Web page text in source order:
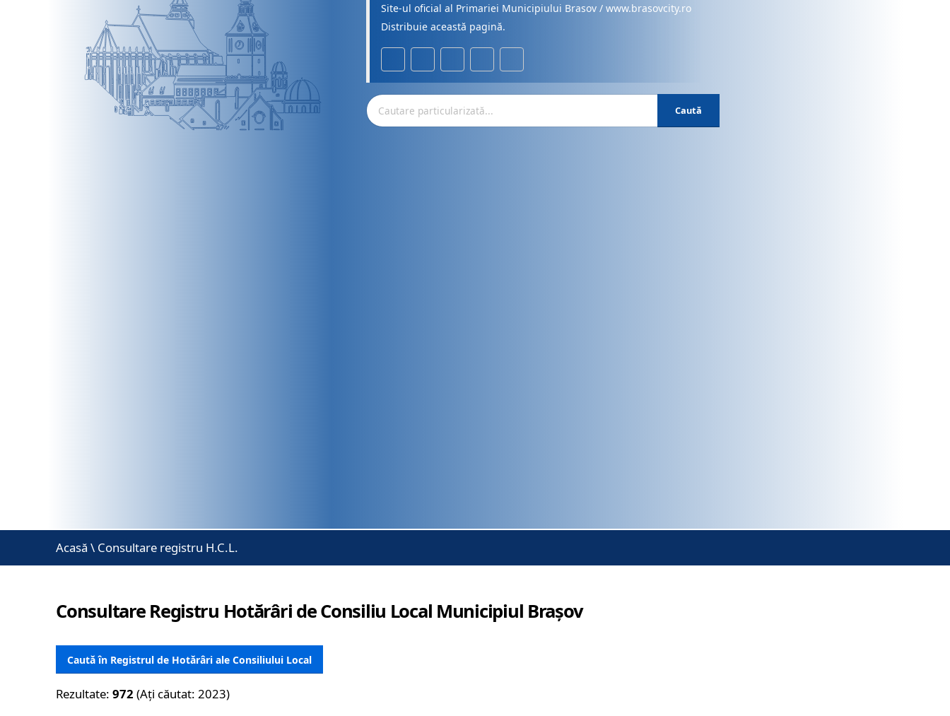
Site-ul oficial al Primariei Municipiului Brasov / www.brasovcity.ro
Distribuie această pagină.
Caută
Acasă \ Consultare registru H.C.L.
Consultare Registru Hotărâri de Consiliu Local Municipiul Brașov
Caută în Registrul de Hotărâri ale Consiliului Local
Rezultate:972 (Ați căutat: 2023)